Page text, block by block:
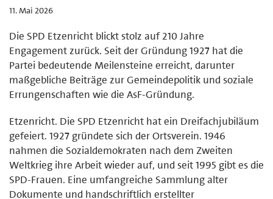
11. Mai 2026
Die SPD Etzenricht blickt stolz auf 210 Jahre
Engagement zurück. Seit der Gründung 1927 hat die
Partei bedeutende Meilensteine erreicht, darunter
maßgebliche Beiträge zur Gemeindepolitik und soziale
Errungenschaften wie die AsF-Gründung.
Etzenricht. Die SPD Etzenricht hat ein Dreifachjubiläum
gefeiert. 1927 gründete sich der Ortsverein. 1946
nahmen die Sozialdemokraten nach dem Zweiten
Weltkrieg ihre Arbeit wieder auf, und seit 1995 gibt es die
SPD-Frauen. Eine umfangreiche Sammlung alter
Dokumente und handschriftlich erstellter